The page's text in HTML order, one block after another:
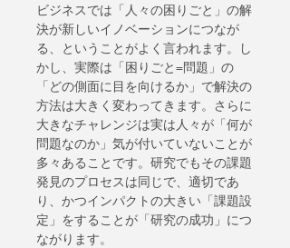
ビジネスでは「人々の困りごと」の解
決が新しいイノベーションにつなが
る、ということがよく言われます。し
かし、実際は「困りごと=問題」の
「どの側面に目を向けるか」で解決の
方法は大きく変わってきます。さらに
大きなチャレンジは実は人々が「何が
問題なのか」気が付いていないことが
多々あることです。研究でもその課題
発見のプロセスは同じで、適切であ
り、かつインパクトの大きい「課題設
定」をすることが「研究の成功」につ
ながります。